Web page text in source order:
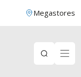
Megastores